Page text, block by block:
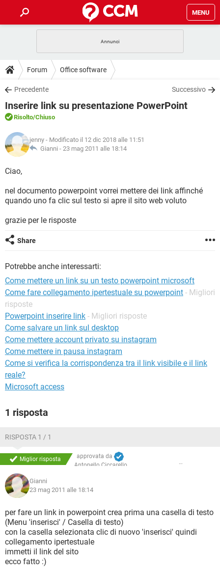
MENU
INTRATTENIMENTO
iOS
INSTAGRAM WHATSAPP
TIKTOK
HARDWARE
GUIDE
COVID-19
iOS
INSTAGRAM
TIKTOK FACEBOOK
DOWNLOAD
COVID-19 GAMING
INTRATTENIMENTO
iOS WINDOWS 10
INSTAGRAM
TIKTOK
HARDWARE
FORUM
COVID-19
INTRATTENIMENTO ANDROID
TIKTOK FACEBOOK
GLOSSARIO
COVID-19
INTRATTENIMENTO
iOS WINDOWS 10
TIKTOK
HARDWARE
Forum Office software
Precedente Successivo
Inserire link su presentazione PowerPoint
Risolto/Chiuso
jenny - Modificato il 12 dic 2018 alle 11:51
Gianni - 23 mag 2011 alle 18:14
Ciao,
nel documento powerpoint vorrei mettere dei link affinché
quando uno fa clic sul testo si apre il sito web voluto
grazie per le risposte
Share
Potrebbe anche interessarti:
Come mettere un link su un testo powerpoint microsoft
Come fare collegamento ipertestuale su powerpoint - Migliori
risposte
Powerpoint inserire link - Migliori risposte
Come salvare un link sul desktop
Come mettere account privato su instagram
Come mettere in pausa instagram
Come si verifica la corrispondenza tra il link visibile e il link
reale?
Microsoft access
1 risposta
RISPOSTA 1 / 1
Miglior risposta
approvata da
Antonello Ciccarello
Gianni
23 mag 2011 alle 18:14
per fare un link in powerpoint crea prima una casella di testo
(Menu 'inserisci' / Casella di testo)
con la casella selezionata clic di nuovo 'inserisci' quindi
collegamento ipertestuale
immetti il link del sito
ecco fatto :)